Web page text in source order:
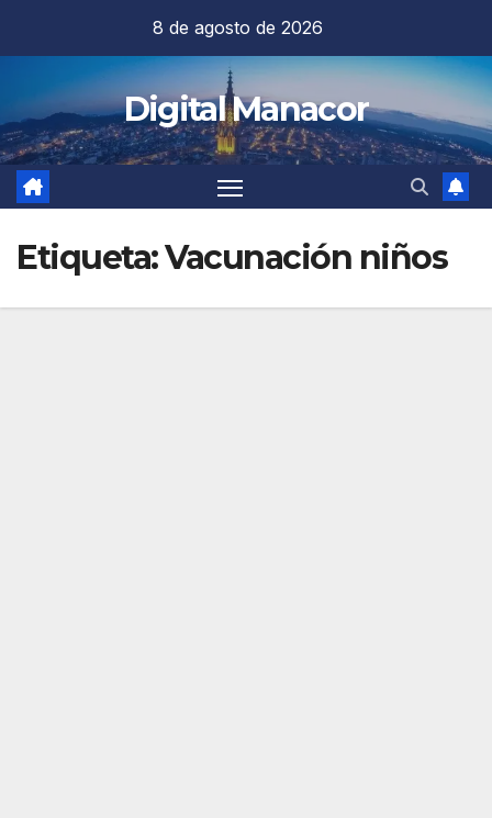
contenido
8 de agosto de 2026
Digital Manacor
Etiqueta:Vacunación niños